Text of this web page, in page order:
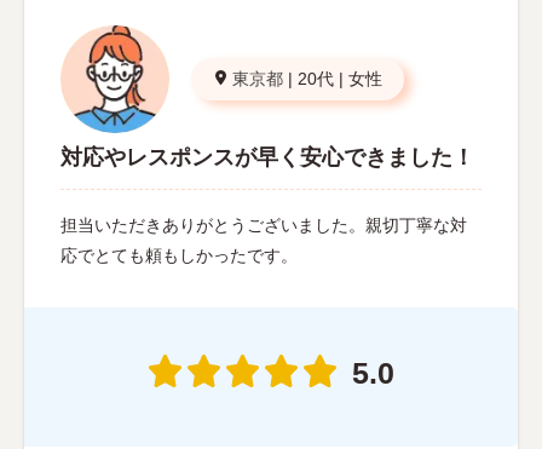
東京都 | 20代 | 女性
対応やレスポンスが早く安心できました！
担当いただきありがとうございました。親切丁寧な対
応でとても頼もしかったです。
5.0